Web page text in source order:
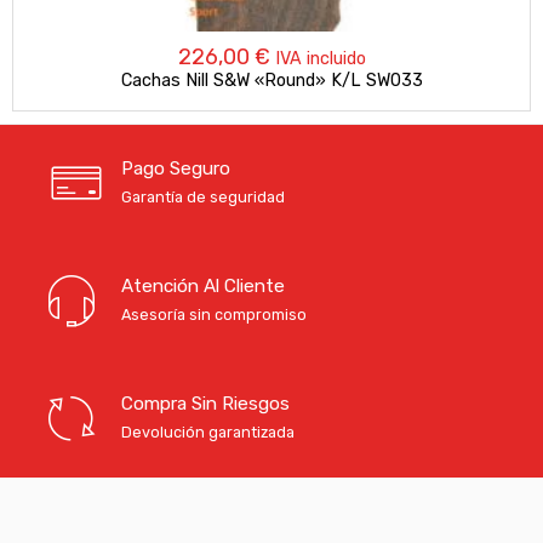
226,00 € IVA incluido
Cachas Nill S&W «Round» K/L SW033
Pago Seguro
Garantía de seguridad
Atención Al Cliente
Asesoría sin compromiso
Compra Sin Riesgos
Devolución garantizada